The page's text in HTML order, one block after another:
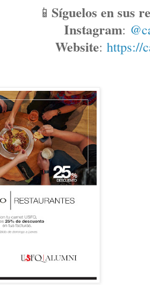
📱 Síguelos en sus
Instagram:
Website: https://